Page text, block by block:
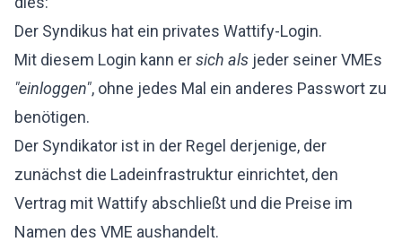
Der Syndikus hat ein privates Wattify-Login.
Mit diesem Login kann ersich als jeder seiner VMEs
"einloggen", ohne jedes Mal ein anderes Passwort zu
benötigen.
Der Syndikator ist in der Regel derjenige, der
zunächst die Ladeinfrastruktur einrichtet, den
Vertrag mit Wattify abschließt und die Preise im
Namen des VME aushandelt.